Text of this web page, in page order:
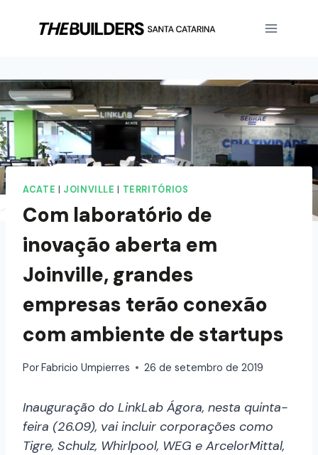
ACATE JOINVILLE TERRITÓRIOS
Com laboratório de
inovação aberta em
Joinville, grandes
empresas terão conexão
com ambiente de startups
PorFabricio Umpierres 26 de setembro de 2019
Inauguração do LinkLab Ágora, nesta quinta-
feira (26.09), vai incluir corporações como
Tigre, Schulz, Whirlpool, WEG e ArcelorMittal,